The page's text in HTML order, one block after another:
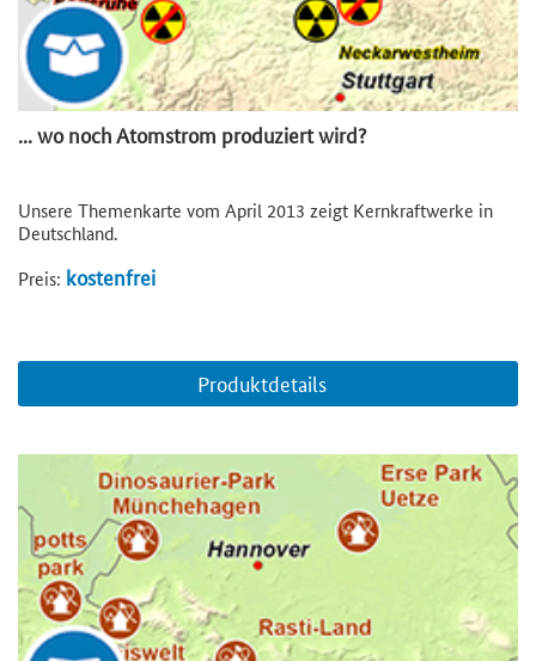
... wo noch Atomstrom produziert wird?
Unsere Themenkarte vom April 2013 zeigt Kernkraftwerke in
Deutschland.
Preis: kostenfrei
Produktdetails